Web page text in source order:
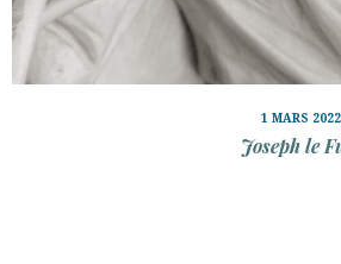
1 MARS 2022
Joseph le